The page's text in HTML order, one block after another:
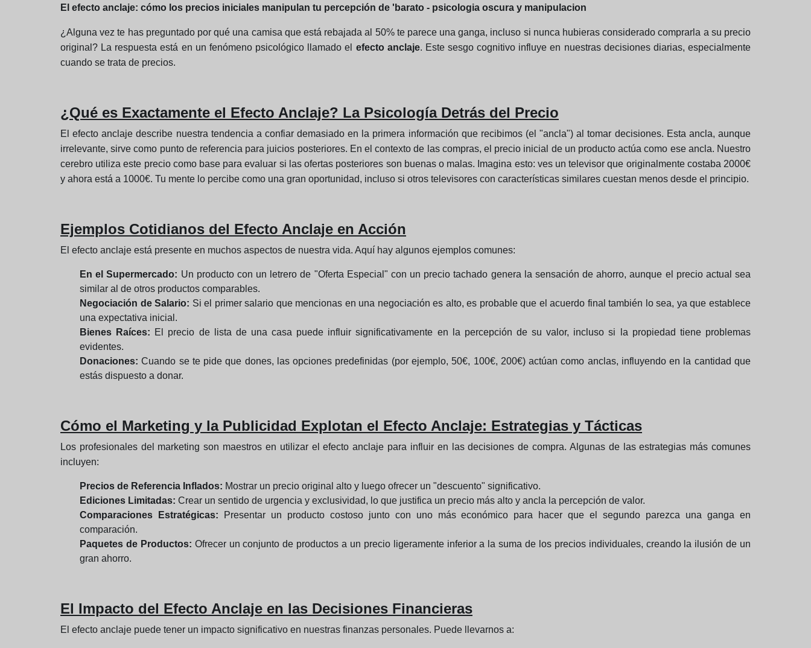
El efecto anclaje: cómo los precios iniciales manipulan tu percepción de 'barato - psicologia oscura y manipulacion
¿Alguna vez te has preguntado por qué una camisa que está rebajada al 50% te parece una ganga, incluso si nunca hubieras considerado comprarla a su precio
original? La respuesta está en un fenómeno psicológico llamado el efecto anclaje. Este sesgo cognitivo influye en nuestras decisiones diarias, especialmente
cuando se trata de precios.
¿Qué es Exactamente el Efecto Anclaje? La Psicología Detrás del Precio
El efecto anclaje describe nuestra tendencia a confiar demasiado en la primera información que recibimos (el "ancla") al tomar decisiones. Esta ancla, aunque
irrelevante, sirve como punto de referencia para juicios posteriores. En el contexto de las compras, el precio inicial de un producto actúa como ese ancla. Nuestro
cerebro utiliza este precio como base para evaluar si las ofertas posteriores son buenas o malas. Imagina esto: ves un televisor que originalmente costaba 2000€
y ahora está a 1000€. Tu mente lo percibe como una gran oportunidad, incluso si otros televisores con características similares cuestan menos desde el principio.
Ejemplos Cotidianos del Efecto Anclaje en Acción
El efecto anclaje está presente en muchos aspectos de nuestra vida. Aquí hay algunos ejemplos comunes:
En el Supermercado: Un producto con un letrero de "Oferta Especial" con un precio tachado genera la sensación de ahorro, aunque el precio actual sea
similar al de otros productos comparables.
Negociación de Salario: Si el primer salario que mencionas en una negociación es alto, es probable que el acuerdo final también lo sea, ya que establece
una expectativa inicial.
Bienes Raíces: El precio de lista de una casa puede influir significativamente en la percepción de su valor, incluso si la propiedad tiene problemas
evidentes.
Donaciones: Cuando se te pide que dones, las opciones predefinidas (por ejemplo, 50€, 100€, 200€) actúan como anclas, influyendo en la cantidad que
estás dispuesto a donar.
Cómo el Marketing y la Publicidad Explotan el Efecto Anclaje: Estrategias y Tácticas
Los profesionales del marketing son maestros en utilizar el efecto anclaje para influir en las decisiones de compra. Algunas de las estrategias más comunes
incluyen:
Precios de Referencia Inflados: Mostrar un precio original alto y luego ofrecer un "descuento" significativo.
Ediciones Limitadas: Crear un sentido de urgencia y exclusividad, lo que justifica un precio más alto y ancla la percepción de valor.
Comparaciones Estratégicas: Presentar un producto costoso junto con uno más económico para hacer que el segundo parezca una ganga en
comparación.
Paquetes de Productos: Ofrecer un conjunto de productos a un precio ligeramente inferior a la suma de los precios individuales, creando la ilusión de un
gran ahorro.
El Impacto del Efecto Anclaje en las Decisiones Financieras
El efecto anclaje puede tener un impacto significativo en nuestras finanzas personales. Puede llevarnos a: